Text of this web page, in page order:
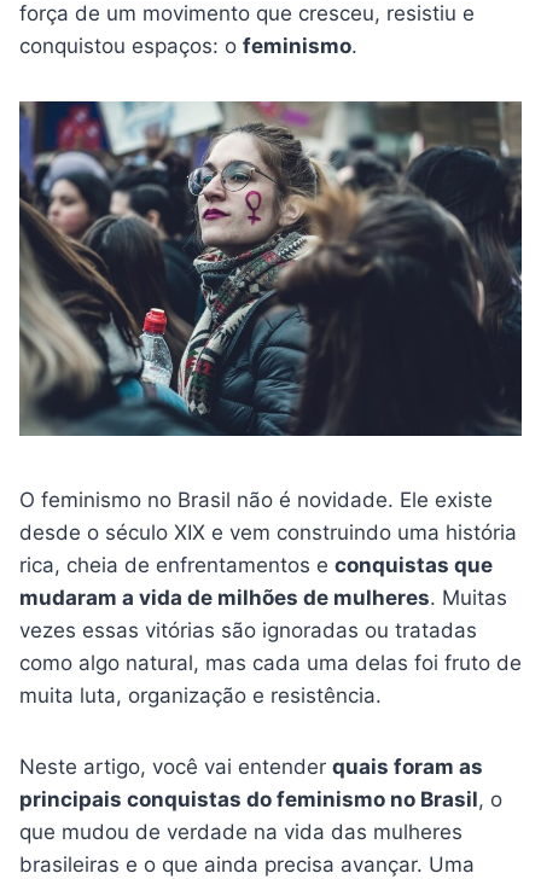
força de um movimento que cresceu, resistiu e
conquistou espaços: o feminismo.
O feminismo no Brasil não é novidade. Ele existe
desde o século XIX e vem construindo uma história
rica, cheia de enfrentamentos e conquistas que
mudaram a vida de milhões de mulheres. Muitas
vezes essas vitórias são ignoradas ou tratadas
como algo natural, mas cada uma delas foi fruto de
muita luta, organização e resistência.
Neste artigo, você vai entender quais foram as
principais conquistas do feminismo no Brasil, o
que mudou de verdade na vida das mulheres
brasileiras e o que ainda precisa avançar. Uma